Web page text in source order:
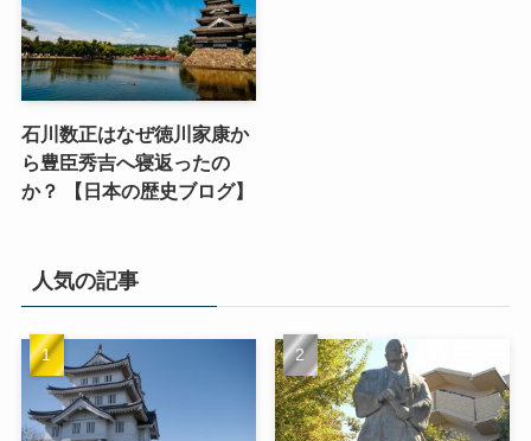
石川数正はなぜ徳川家康か
ら豊臣秀吉へ寝返ったの
か？ 【日本の歴史ブログ】
人気の記事